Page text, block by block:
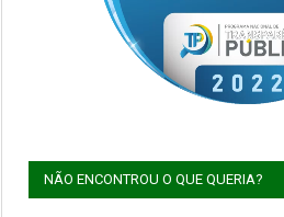
NÃO ENCONTROU O QUE QUERIA?